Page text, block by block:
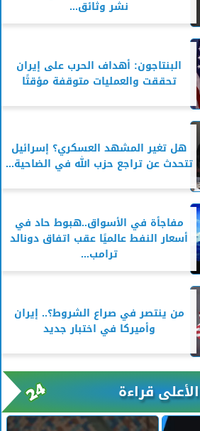
نشر وثائق...
البنتاجون: أهداف الحرب على إيران
تحققت والعمليات متوقفة مؤقتًا
هل تغير المشهد العسكري؟ إسرائيل
تتحدث عن تراجع حزب الله في الضاحية...
مفاجأة في الأسواق..هبوط حاد في
أسعار النفط عالميًا عقب اتفاق دونالد
ترامب...
من ينتصر في صراع الشروط؟.. إيران
وأميركا في اختبار جديد
الأعلى قراءة